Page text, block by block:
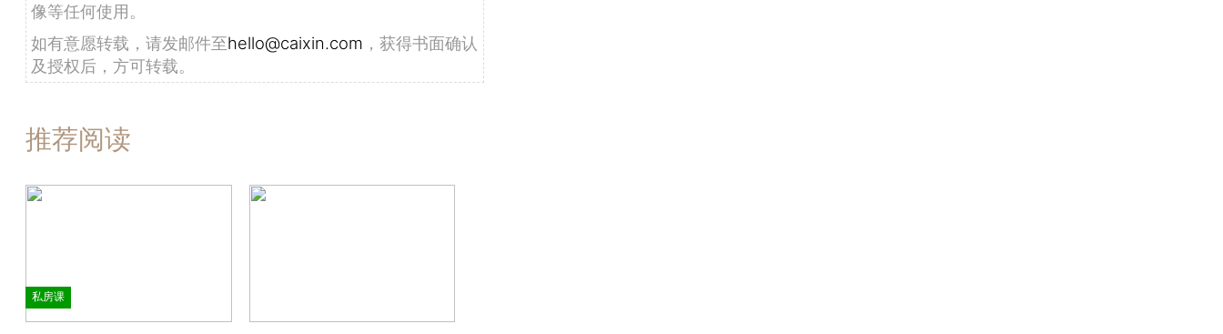
像等任何使用。
如有意愿转载，请发邮件至hello@caixin.com ，获得书面确认
及授权后，方可转载。
推荐阅读
私房课